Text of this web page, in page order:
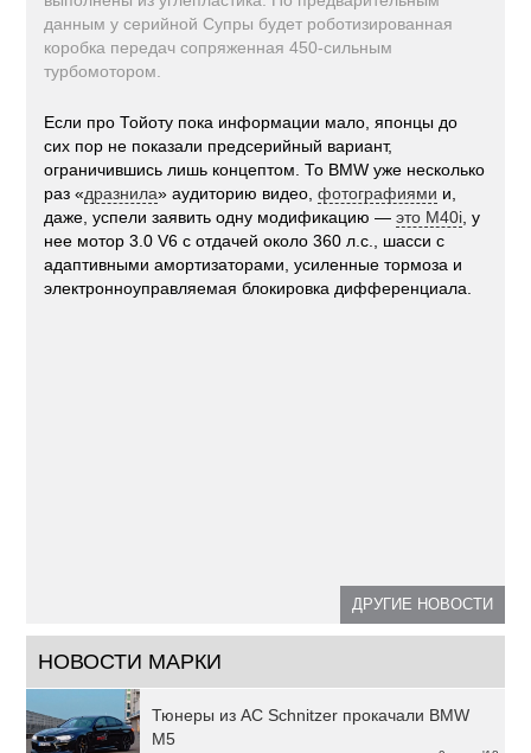
данным у серийной Супры будет роботизированная
коробка передач сопряженная 450-сильным
турбомотором.
Если про Тойоту пока информации мало, японцы до
сих пор не показали предсерийный вариант,
ограничившись лишь концептом. То BMW уже несколько
раз «дразнила» аудиторию видео,фотографиями и,
даже, успели заявить одну модификацию —это M40i , у
нее мотор 3.0 V6 с отдачей около 360 л.с., шасси с
адаптивными амортизаторами, усиленные тормоза и
электронноуправляемая блокировка дифференциала.
ДРУГИЕ НОВОСТИ
НОВОСТИ МАРКИ
Тюнеры из AC Schnitzer прокачали BMW
M5